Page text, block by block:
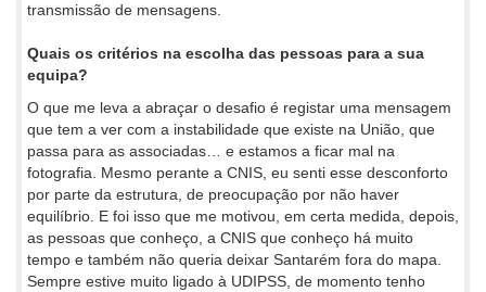
transmissão de mensagens.
Quais os critérios na escolha das pessoas para a sua
equipa?
O que me leva a abraçar o desafio é registar uma mensagem
que tem a ver com a instabilidade que existe na União, que
passa para as associadas… e estamos a ficar mal na
fotografia. Mesmo perante a CNIS, eu senti esse desconforto
por parte da estrutura, de preocupação por não haver
equilíbrio. E foi isso que me motivou, em certa medida, depois,
as pessoas que conheço, a CNIS que conheço há muito
tempo e também não queria deixar Santarém fora do mapa.
Sempre estive muito ligado à UDIPSS, de momento tenho